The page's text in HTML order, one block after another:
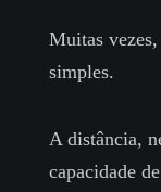
Muitas
simples.
A distância,
capacidade